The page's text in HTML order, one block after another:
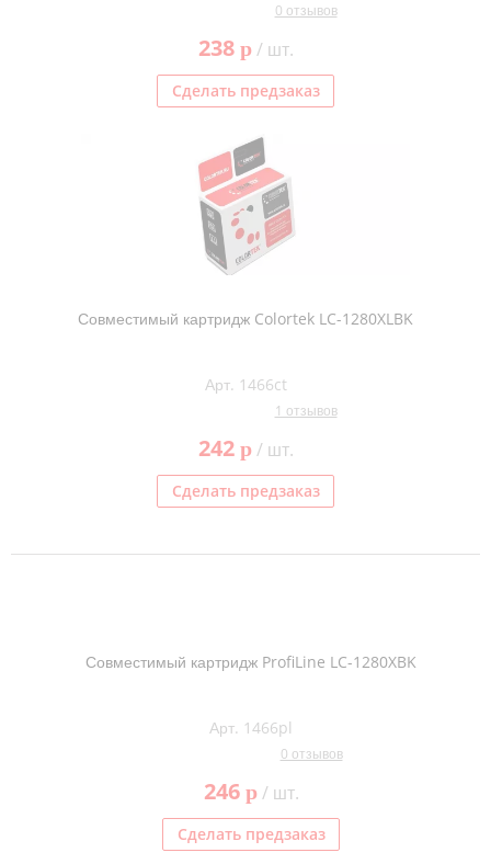
0 отзывов
238 p/ шт.
Сделать предзаказ
Совместимый картридж Colortek LC-1280XLBK
Арт. 1466ct
1 отзывов
242 p/ шт.
Сделать предзаказ
Совместимый картридж ProfiLine LC-1280XBK
Арт. 1466pl
0 отзывов
246 p/ шт.
Сделать предзаказ